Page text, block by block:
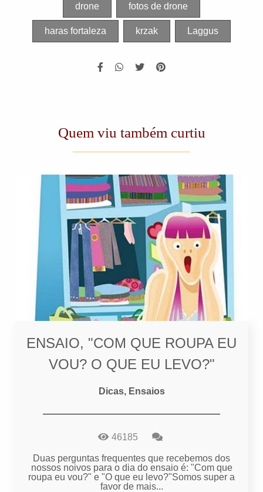
drone fotos de drone
haras fortaleza krzak Laggus
Quem viu também curtiu
ENSAIO, "COM QUE ROUPA EU
VOU? O QUE EU LEVO?"
Dicas, Ensaios
46185
Duas perguntas frequentes que recebemos dos
nossos noivos para o dia do ensaio é: "Com que
roupa eu vou?" e "O que eu levo?"Somos super a
favor de mais...